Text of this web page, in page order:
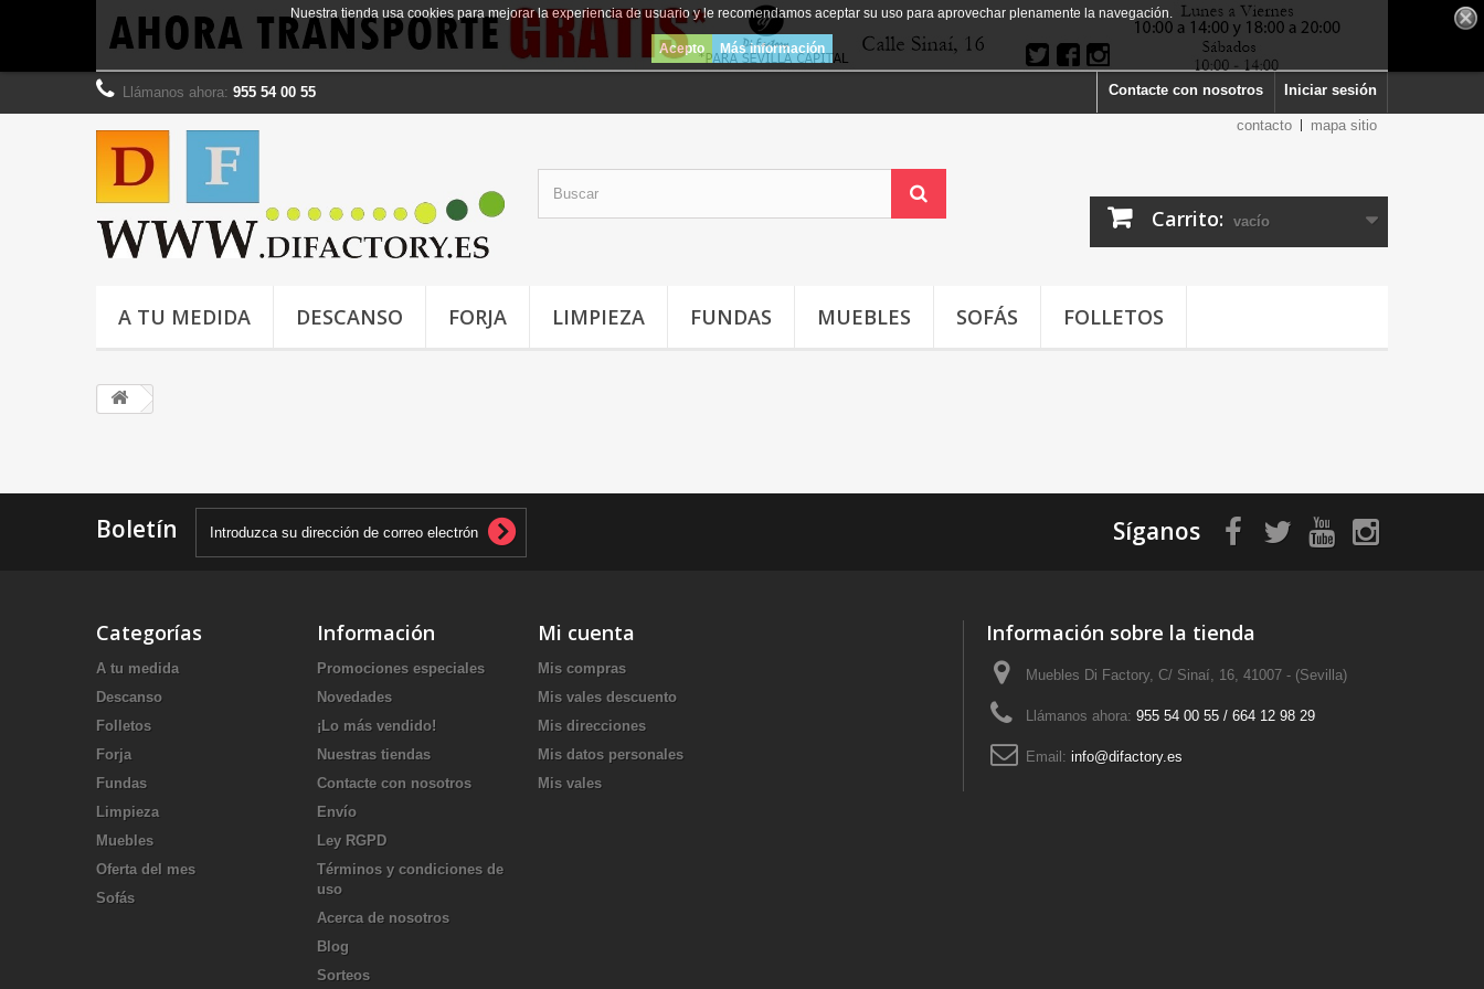
Iniciar sesión
Contacte con nosotros
Llámanos ahora: 955 54 00 55
contacto
mapa sitio
Nuestra tienda usa cookies para mejorar la experiencia de usuario y le recomendamos aceptar su uso para aprovechar plenamente la navegación.
Acepto Más información
Carrito: vacío
A TU MEDIDA DESCANSO FORJA LIMPIEZA FUNDAS MUEBLES SOFÁS FOLLETOS
Boletín Síganos
Categorías
A tu medida
Descanso
Folletos
Forja
Fundas
Limpieza
Muebles
Oferta del mes
Sofás
Información
Promociones especiales
Novedades
¡Lo más vendido!
Nuestras tiendas
Contacte con nosotros
Envío
Ley RGPD
Términos y condiciones de
uso
Acerca de nosotros
Blog
Sorteos
Mi cuenta
Mis compras
Mis vales descuento
Mis direcciones
Mis datos personales
Mis vales
Información sobre la tienda
Muebles Di Factory, C/ Sinaí, 16, 41007 - (Sevilla)
Llámanos ahora: 955 54 00 55 / 664 12 98 29
Email: info@difactory.es